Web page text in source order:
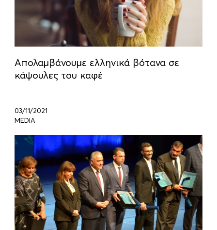
Απολαμβάνουμε ελληνικά βότανα σε
κάψουλες του καφέ
03/11/2021
MEDIA